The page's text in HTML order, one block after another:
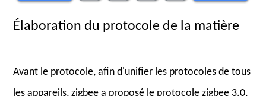
Élaboration du protocole de la matière
Avant le protocole, afin d'unifier les protocoles de tous
les appareils, zigbee a proposé le protocole zigbee 3.0,